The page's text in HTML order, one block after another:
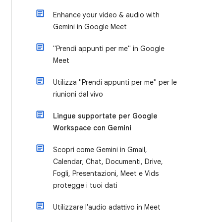
Enhance your video & audio with
Gemini in Google Meet
"Prendi appunti per me" in Google
Meet
Utilizza "Prendi appunti per me" per le
riunioni dal vivo
Lingue supportate per Google
Workspace con Gemini
Scopri come Gemini in Gmail,
Calendar; Chat, Documenti, Drive,
Fogli, Presentazioni, Meet e Vids
protegge i tuoi dati
Utilizzare l'audio adattivo in Meet